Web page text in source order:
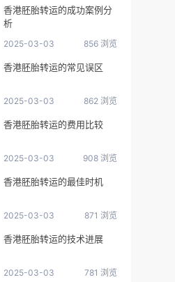
香港胚胎转运的成功案例分
析
2025-03-03 856 浏览
香港胚胎转运的常见误区
2025-03-03 862 浏览
香港胚胎转运的费用比较
2025-03-03 908 浏览
香港胚胎转运的最佳时机
2025-03-03 871 浏览
香港胚胎转运的技术进展
2025-03-03 781 浏览